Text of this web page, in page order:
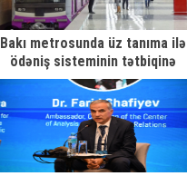
Bakı metrosunda üz tanıma ilə
ödəniş sisteminin tətbiqinə
hazırlıq gedir